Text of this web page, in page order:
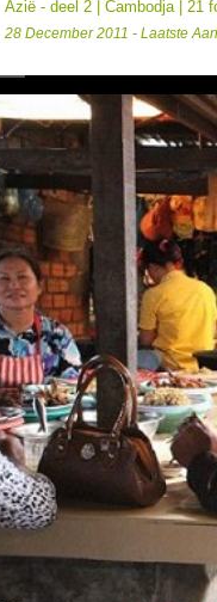
Azië - deel 2 Cambodja| 21
28 December 2011 - Laatste